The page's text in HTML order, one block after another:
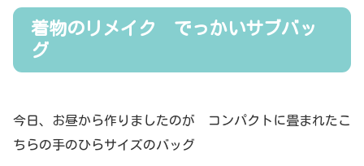
着物のリメイク でっかいサブバッ
グ
今日、お昼から作りましたのが コンパクトに畳まれたこ
ちらの手のひらサイズのバッグ